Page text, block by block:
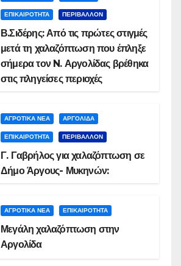
ΕΠΙΚΑΙΡΟΤΗΤΑ ΠΕΡΙΒΑΛΛΟΝ
Β.Σιδέρης: Από τις πρώτες στιγμές
μετά τη χαλαζόπτωση που έπληξε
σήμερα τον N. Αργολίδας βρέθηκα
στις πληγείσες περιοχές
ΑΓΡΟΤΙΚΑ ΝΕΑ ΑΡΓΟΛΙΔΑ
ΕΠΙΚΑΙΡΟΤΗΤΑ ΠΕΡΙΒΑΛΛΟΝ
Γ. Γαβρήλος για χαλαζόπτωση σε
Δήμο Άργους- Μυκηνών:
ΑΓΡΟΤΙΚΑ ΝΕΑ ΕΠΙΚΑΙΡΟΤΗΤΑ
Μεγάλη χαλαζόπτωση στην
Αργολίδα